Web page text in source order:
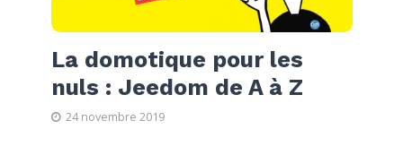
La domotique pour les
nuls : Jeedom de A à Z
24 novembre 2019